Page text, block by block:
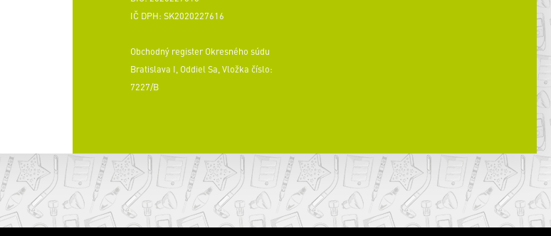
IČ DPH: SK2020227616
Obchodný register Okresného súdu
Bratislava I, Oddiel Sa, Vložka číslo:
7227/B